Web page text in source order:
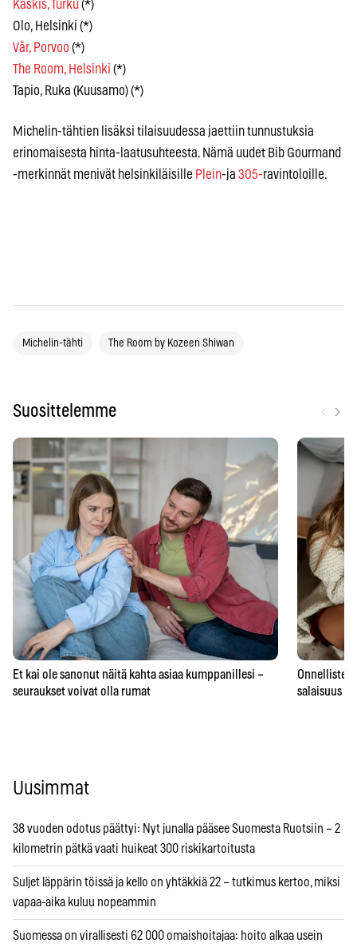
Kaskis, Turku(*)
Olo, Helsinki (*)
Vår, Porvoo (*)
The Room, Helsinki (*)
Tapio, Ruka (Kuusamo) (*)
Michelin-tähtien lisäksi tilaisuudessa jaettiin tunnustuksia
erinomaisesta hinta-laatusuhteesta. Nämä uudet Bib Gourmand
-merkinnät menivät helsinkiläisille Plein-ja 305-ravintoloille.
Michelin-tähti The Room by Kozeen Shiwan
Suosittelemme ›
Et kai ole sanonut näitä kahta asiaa kumppanillesi –
seuraukset voivat olla rumat
Onnellisten
salaisuus –
Uusimmat
38 vuoden odotus päättyi: Nyt junalla pääsee Suomesta Ruotsiin – 2
kilometrin pätkä vaati huikeat 300 riskikartoitusta
Suljet läppärin töissä ja kello on yhtäkkiä 22 – tutkimus kertoo, miksi
vapaa-aika kuluu nopeammin
Suomessa on virallisesti 62 000 omaishoitajaa: hoito alkaa usein